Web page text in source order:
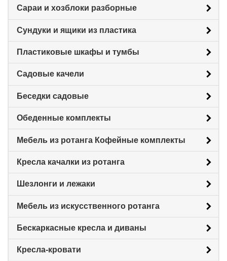
Сараи и хозблоки разборные
Сундуки и ящики из пластика
Пластиковые шкафы и тумбы
Садовые качели
Беседки садовые
Обеденные комплекты
Мебель из ротанга Кофейные комплекты
Кресла качалки из ротанга
Шезлонги и лежаки
Мебель из искусственного ротанга
Бескаркасные кресла и диваны
Кресла-кровати